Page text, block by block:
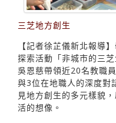
三芝地方創生
【記者徐芷儀新北報導
探索活動「非城市的三
吳恩慈帶領近20名教職
與3位在地職人的深度對
見地方創生的多元樣貌
活的想像。